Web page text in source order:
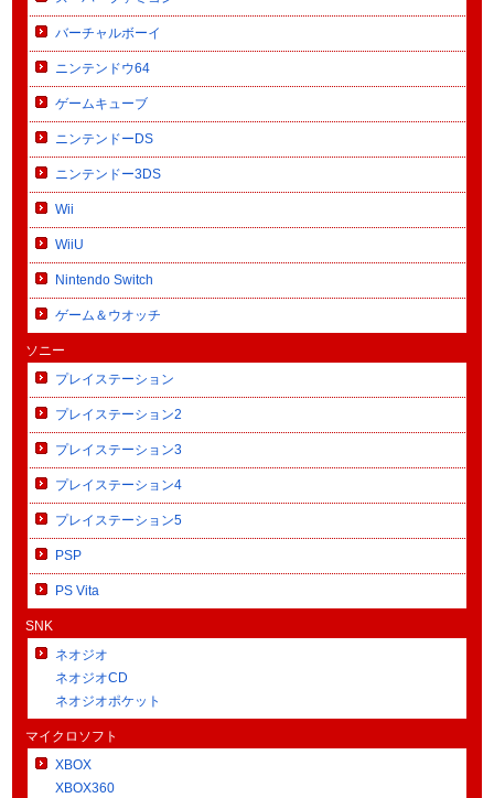
バーチャルボーイ
ニンテンドウ64
ゲームキューブ
ニンテンドーDS
ニンテンドー3DS
Wii
WiiU
Nintendo Switch
ゲーム＆ウオッチ
ソニー
プレイステーション
プレイステーション2
プレイステーション3
プレイステーション4
プレイステーション5
PSP
PS Vita
SNK
ネオジオ
ネオジオCD
ネオジオポケット
マイクロソフト
XBOX
XBOX360